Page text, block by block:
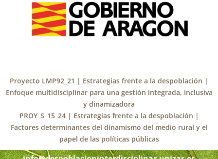
Proyecto LMP92_21 | Estrategias frente a la despoblación |
Enfoque multidisciplinar para una gestión integrada, inclusiva
y dinamizadora
PROY_S_15_24 | Estrategias frente a la despoblación |
Factores determinantes del dinamismo del medio rural y el
papel de las políticas públicas